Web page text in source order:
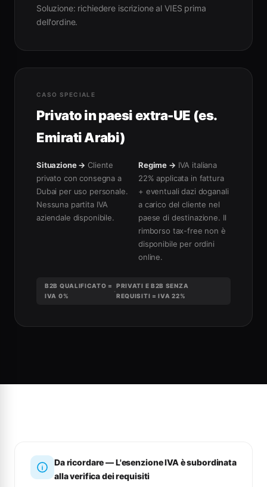
Soluzione: richiedere iscrizione al VIES prima
dell'ordine.
CASO SPECIALE
Privato in paesi extra-UE (es.
Emirati Arabi)
Situazione → Cliente
privato con consegna a
Dubai per uso personale.
Nessuna partita IVA
aziendale disponibile.
Regime → IVA italiana
22% applicata in fattura
+ eventuali dazi doganali
a carico del cliente nel
paese di destinazione. Il
rimborso tax-free non è
disponibile per ordini
online.
B2B QUALIFICATO =
IVA 0%
·
PRIVATI E B2B SENZA
REQUISITI = IVA 22%
Da ricordare — L'esenzione IVA è subordinata
alla verifica dei requisiti